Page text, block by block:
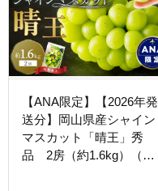
【ANA限定】【2026年発
送分】岡山県産シャイン
マスカット「晴王」秀
品 2房（約1.6kg）（令